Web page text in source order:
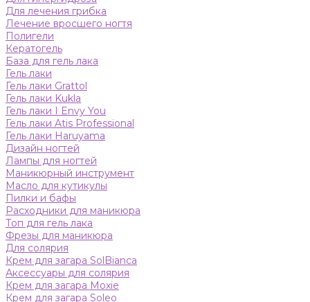
Для лечения грибка
Лечение вросшего ногтя
Полигели
Кератогель
База для гель лака
Гель лаки
Гель лаки Grattol
Гель лаки Kukla
Гель лаки I Envy You
Гель лаки Atis Professional
Гель лаки Haruyama
Дизайн ногтей
Лампы для ногтей
Маникюрный инструмент
Масло для кутикулы
Пилки и бафы
Расходники для маникюра
Топ для гель лака
Фрезы для маникюра
Для солярия
Крем для загара SolBianca
Аксессуары для солярия
Крем для загара Moxie
Крем для загара Soleo